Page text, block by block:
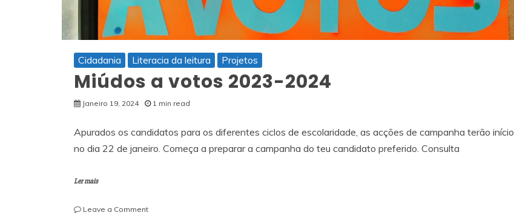
Cidadania Literacia da leitura Projetos
Miúdos a votos 2023-2024
Janeiro 19, 2024 1 min read
Apurados os candidatos para os diferentes ciclos de escolaridade, as acções de campanha terão início
no dia 22 de janeiro. Começa a preparar a campanha do teu candidato preferido. Consulta
Ler mais
Leave a Commenton